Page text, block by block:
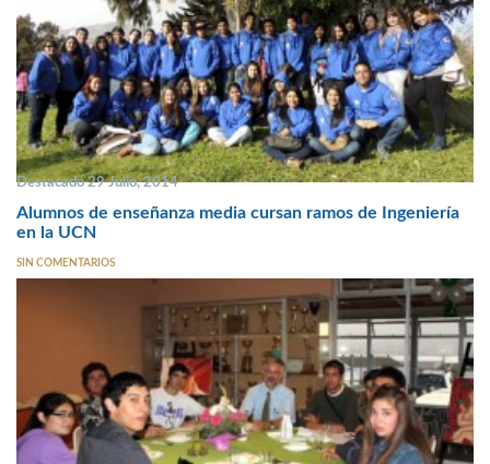
Destacado 29 Julio, 2014
Alumnos de enseñanza media cursan ramos de Ingeniería
en la UCN
SIN COMENTARIOS